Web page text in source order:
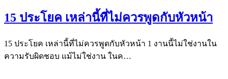
15 ประโยค เหล่านี้ที่ไม่ควรพูดกับหัวหน้า
15 ประโยค เหล่านี้ที่ไม่ควรพูดกับหัวหน้า 1 งานนี้ไม่ใช่งานใน
ความรับผิดชอบ แม้ไม่ใช่งาน ในค…